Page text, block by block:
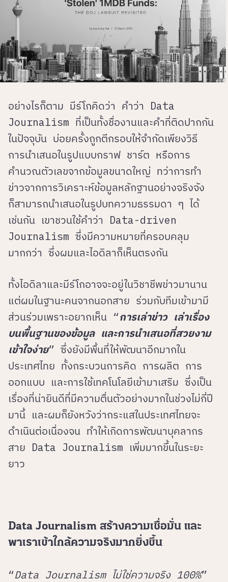
อย่างไรก็ตาม มีร์โกคิดว่า คำว่า Data
Journalism ที่เป็นทั้งชื่องานและคำที่ติดปากกัน
ในปัจจุบัน บ่อยครั้งถูกตีกรอบให้จำกัดเพียงวิธี
การนำเสนอในรูปแบบกราฟ ชาร์ต หรือการ
คำนวณตัวเลขจากข้อมูลขนาดใหญ่ ทว่าการทำ
ข่าวจากการวิเคราะห์ข้อมูลหลักฐานอย่างจริงจัง
ก็สามารถนำเสนอในรูปบทความธรรมดา ๆ ได้
เช่นกัน เขาชวนใช้คำว่า Data-driven
Journalism ซึ่งมีความหมายที่ครอบคลุม
มากกว่า ซึ่งผมและไอดิลาก็เห็นตรงกัน
ทั้งไอดิลาและมีร์โกอาจจะอยู่ในวิชาชีพข่าวมานาน
แต่ผมในฐานะคนจากนอกสาย ร่วมกับทีมเข้ามามี
ส่วนร่วมเพราะอยากเห็น “การเล่าข่าว เล่าเรื่อง
บนพื้นฐานของข้อมูล และการนำเสนอที่สวยงาม
เข้าใจง่าย” ซึ่งยังมีพื้นที่ให้พัฒนาอีกมากใน
ประเทศไทย ทั้งกระบวนการคิด การผลิต การ
ออกแบบ และการใช้เทคโนโลยีเข้ามาเสริม ซึ่งเป็น
เรื่องที่น่ายินดีที่มีความตื่นตัวอย่างมากในช่วงไม่กี่ปี
มานี้ และผมก็ยังหวังว่ากระแสในประเทศไทยจะ
ดำเนินต่อเนื่องจน ทำให้เกิดการพัฒนาบุคลากร
สาย Data Journalism เพิ่มมากขึ้นในระยะ
ยาว
Data Journalism สร้างความเชื่อมั่น และ
พาเราเข้าใกล้ความจริงมากยิ่งขึ้น
“Data Journalism ไม่ใช่ความจริง 100%”